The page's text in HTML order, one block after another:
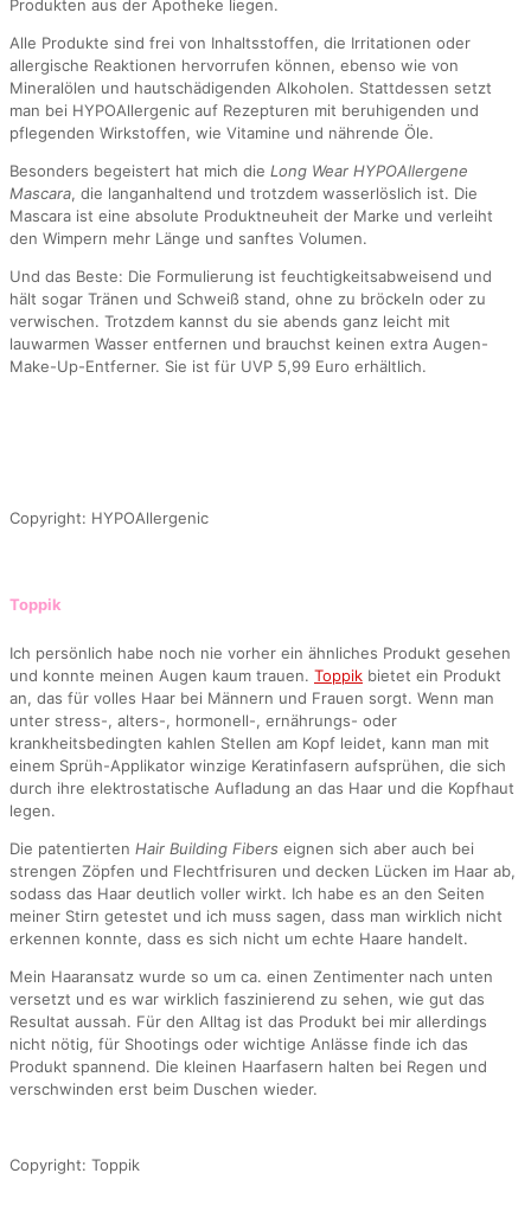
Produkten aus der Apotheke liegen.
Alle Produkte sind frei von Inhaltsstoffen, die Irritationen oder
allergische Reaktionen hervorrufen können, ebenso wie von
Mineralölen und hautschädigenden Alkoholen. Stattdessen setzt
man bei HYPOAllergenic auf Rezepturen mit beruhigenden und
pflegenden Wirkstoffen, wie Vitamine und nährende Öle.
Besonders begeistert hat mich die Long Wear HYPOAllergene
Mascara, die langanhaltend und trotzdem wasserlöslich ist. Die
Mascara ist eine absolute Produktneuheit der Marke und verleiht
den Wimpern mehr Länge und sanftes Volumen.
Und das Beste: Die Formulierung ist feuchtigkeitsabweisend und
hält sogar Tränen und Schweiß stand, ohne zu bröckeln oder zu
verwischen. Trotzdem kannst du sie abends ganz leicht mit
lauwarmen Wasser entfernen und brauchst keinen extra Augen-
Make-Up-Entferner. Sie ist für UVP 5,99 Euro erhältlich.
Copyright: HYPOAllergenic
Toppik
Ich persönlich habe noch nie vorher ein ähnliches Produkt gesehen
und konnte meinen Augen kaum trauen. Toppik bietet ein Produkt
an, das für volles Haar bei Männern und Frauen sorgt. Wenn man
unter stress-, alters-, hormonell-, ernährungs- oder
krankheitsbedingten kahlen Stellen am Kopf leidet, kann man mit
einem Sprüh-Applikator winzige Keratinfasern aufsprühen, die sich
durch ihre elektrostatische Aufladung an das Haar und die Kopfhaut
legen.
Die patentierten Hair Building Fibers eignen sich aber auch bei
strengen Zöpfen und Flechtfrisuren und decken Lücken im Haar ab,
sodass das Haar deutlich voller wirkt. Ich habe es an den Seiten
meiner Stirn getestet und ich muss sagen, dass man wirklich nicht
erkennen konnte, dass es sich nicht um echte Haare handelt.
Mein Haaransatz wurde so um ca. einen Zentimenter nach unten
versetzt und es war wirklich faszinierend zu sehen, wie gut das
Resultat aussah. Für den Alltag ist das Produkt bei mir allerdings
nicht nötig, für Shootings oder wichtige Anlässe finde ich das
Produkt spannend. Die kleinen Haarfasern halten bei Regen und
verschwinden erst beim Duschen wieder.
Copyright: Toppik